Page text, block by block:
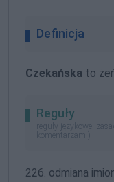
Definicja
Czekańska to
Reguły
reguły językowe,
komentarzami)
226. odmiana